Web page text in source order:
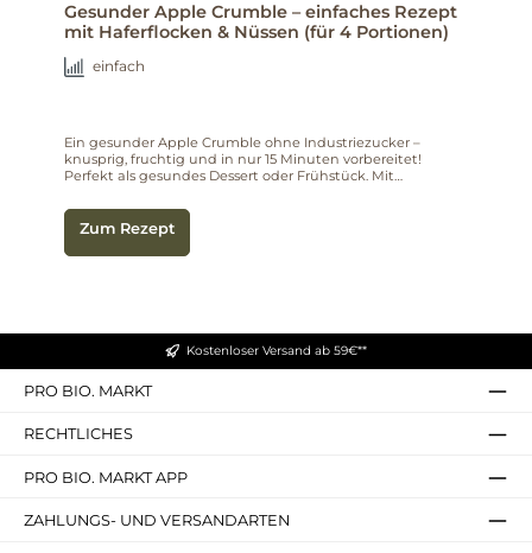
Gesunder Apple Crumble – einfaches Rezept
mit Haferflocken & Nüssen (für 4 Portionen)
einfach
Ein gesunder Apple Crumble ohne Industriezucker –
knusprig, fruchtig und in nur 15 Minuten vorbereitet!
Perfekt als gesundes Dessert oder Frühstück. Mit
Zum Rezept
Kostenloser Versand ab 59€**
PRO BIO. MARKT
RECHTLICHES
PRO BIO. MARKT APP
ZAHLUNGS- UND VERSANDARTEN